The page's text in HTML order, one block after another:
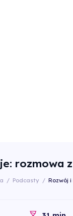
rozmowa
/ Podcasty / Rozwój